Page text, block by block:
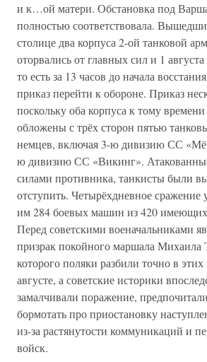
и к…ой матери. Обстановка под
полностью соответствовала.
столице два корпуса 2-ой танковой
оторвались от главных сил и 1
то есть за 13 часов до начала
приказ перейти к обороне. Приказ
поскольку оба корпуса к тому
обложены с трёх сторон пятью
немцев, включая 3-ю дивизию СС
ю дивизию СС «Викинг».
силами противника, танкисты были
отступить. Четырёхдневное
им 284 боевых машин из 420
Перед советскими военачальниками
призрак покойного маршала Михаила
которого поляки разбили точно в этих
августе, а советские историки
замалчивали поражение,
бормотать про приостановку
из-за растянутости коммуникаций и
войск.